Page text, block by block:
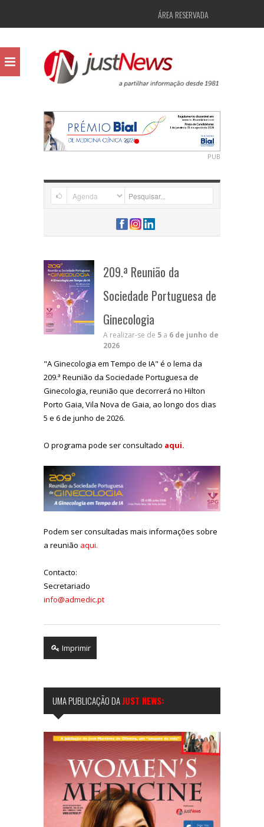
ÁREA RESERVADA
PUB
209.ª Reunião da
Sociedade Portuguesa de
Ginecologia
A realizar-se de 5 a 6 de junho de
2026
"A Ginecologia em Tempo de IA" é o lema da
209.ª Reunião da Sociedade Portuguesa de
Ginecologia, reunião que decorrerá no Hilton
Porto Gaia, Vila Nova de Gaia, ao longo dos dias
5 e 6 de junho de 2026.
O programa pode ser consultado aqui.
Podem ser consultadas mais informações sobre
a reunião aqui.
Contacto:
Secretariado
info@admedic.pt
Imprimir
UMA PUBLICAÇÃO DAJUST NEWS: